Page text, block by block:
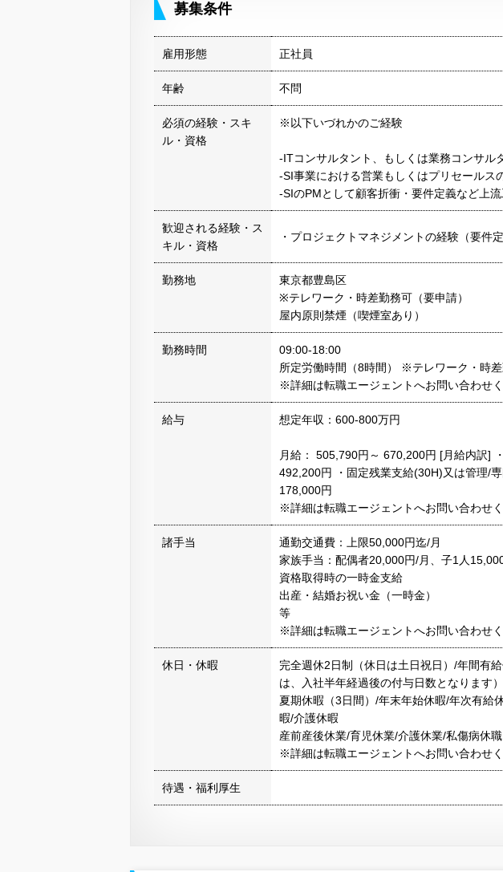
募集条件
雇用形態 正社員
年齢 不問
必須の経験・スキ
ル・資格
※以下いづれかのご経験
-ITコンサルタント、もしくは業務コンサル
-SI事業における営業もしくはプリセールス
-SIのPMとして顧客折衝・要件定義など上
歓迎される経験・ス
キル・資格
・プロジェクトマネジメントの経験（要件
勤務地
東京都豊島区
※テレワーク・時差勤務可（要申請）
屋内原則禁煙（喫煙室あり）
勤務時間
09:00-18:00
所定労働時間（8時間） ※テレワーク・時差
※詳細は転職エージェントへお問い合わせく
給与 想定年収：600-800万円
月給： 505,790円～ 670,200円 [月給内訳]
492,200円 ・固定残業支給(30H)又は管理/
178,000円
※詳細は転職エージェントへお問い合わせく
諸手当
通勤交通費：上限50,000円迄/月
家族手当：配偶者20,000円/月、子1人
資格取得時の一時金支給
出産・結婚お祝い金（一時金）
等
※詳細は転職エージェントへお問い合わせく
休日・休暇
完全週休2日制（休日は土日祝日）/年間有
は、入社半年経過後の付与日数となります
夏期休暇（3日間）/年末年始休暇/年次有給
暇/介護休暇
産前産後休業/育児休業/介護休業/私傷病休職
※詳細は転職エージェントへお問い合わせく
待遇・福利厚生